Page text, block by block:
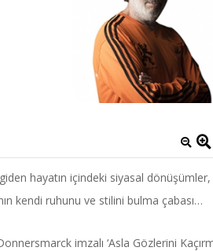
hayatın içindeki siyasal dönüşümler,
kendi ruhunu ve stilini bulma çabası…
imzalı ‘Asla Gözlerini